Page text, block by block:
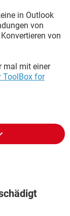
in Outlook
von
von
mal mit einer
ToolBox for